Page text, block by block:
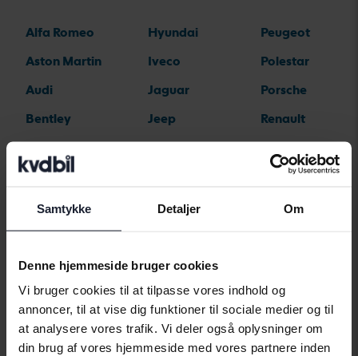
Samtykke Detaljer Om
Denne hjemmeside bruger cookies
Vi bruger cookies til at tilpasse vores indhold og
annoncer, til at vise dig funktioner til sociale medier og til
at analysere vores trafik. Vi deler også oplysninger om
din brug af vores hjemmeside med vores partnere inden
Alfa Romeo
Aston Martin
Audi
Bentley
BYD
Cadillac
Chevrolet
Chrysler
Citroen
Dodge
Hyundai
Iveco
Jaguar
Jeep
Lexus
Maserati
Mazda
MG
Peugeot
Polestar
Porsche
Renault
Saab
SEAT
Suzuki
Toyota